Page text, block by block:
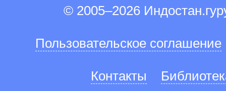
© 2005–2026
Пользовательское соглашение
Контакты